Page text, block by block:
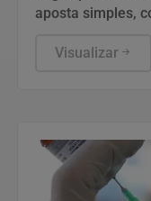
aposta simples,
Visualizar